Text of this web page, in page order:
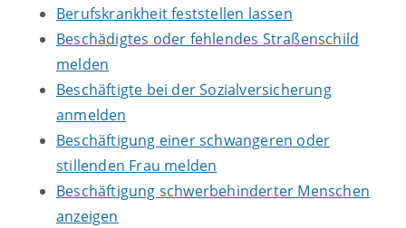
Berufskrankheit feststellen lassen
Beschädigtes oder fehlendes Straßenschild
melden
Beschäftigte bei der Sozialversicherung
anmelden
Beschäftigung einer schwangeren oder
stillenden Frau melden
Beschäftigung schwerbehinderter Menschen
anzeigen